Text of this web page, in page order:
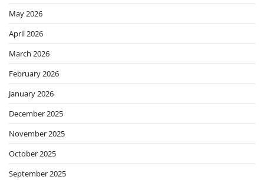
May 2026
April 2026
March 2026
February 2026
January 2026
December 2025
November 2025
October 2025
September 2025